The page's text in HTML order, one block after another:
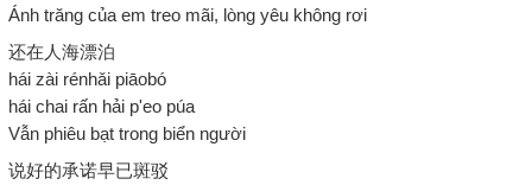
Ánh trăng của em treo mãi, lòng yêu không rơi
还在人海漂泊
hái zài rénhǎi piāobó
hái chai rấn hải p'eo púa
Vẫn phiêu bạt trong biển người
说好的承诺早已斑驳